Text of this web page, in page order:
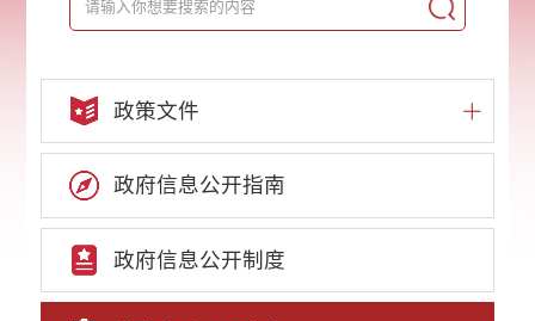
政策文件
政府信息公开指南
政府信息公开制度